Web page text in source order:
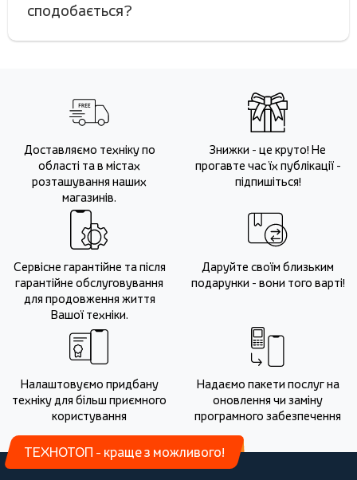
сподобається?
Доставляємо техніку по
області та в містах
розташування наших
магазинів.
Знижки - це круто! Не
прогавте час їх публікації -
підпишіться!
Сервісне гарантійне та після
гарантійне обслуговування
для продовження життя
Вашої техніки.
Даруйте своїм близьким
подарунки - вони того варті!
Налаштовуємо придбану
техніку для більш приємного
користування
Надаємо пакети послуг на
оновлення чи заміну
програмного забезпечення
ТЕХНОТОП - краще з можливого!